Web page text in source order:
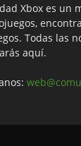
Xbox es un
Todas las
aquí.